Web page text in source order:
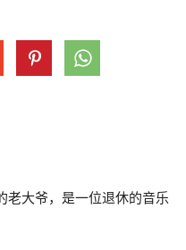
老大爷，是一位退休的音乐